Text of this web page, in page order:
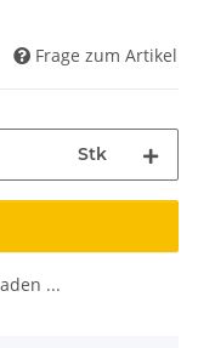
Frage zum Artikel
Stk
...